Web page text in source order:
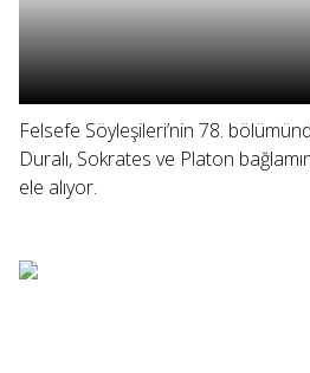
Felsefe Söyleşileri’nin 78.
Duralı, Sokrates ve Platon
ele alıyor.